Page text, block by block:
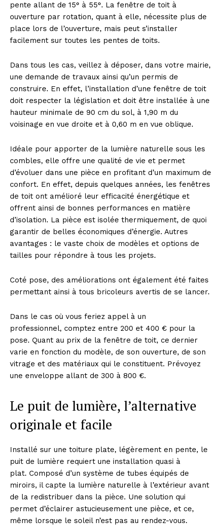
pente allant de 15° à 55°. La fenêtre de toit à
ouverture par rotation, quant à elle, nécessite plus de
place lors de l’ouverture, mais peut s’installer
facilement sur toutes les pentes de toits.
Dans tous les cas, veillez à déposer, dans votre mairie,
une demande de travaux ainsi qu’un permis de
construire. En effet, l’installation d’une fenêtre de toit
doit respecter la législation et doit être installée à une
hauteur minimale de 90 cm du sol, à 1,90 m du
voisinage en vue droite et à 0,60 m en vue oblique.
Idéale pour apporter de la lumière naturelle sous les
combles, elle offre une qualité de vie et permet
d’évoluer dans une pièce en profitant d’un maximum de
confort. En effet, depuis quelques années, les fenêtres
de toit ont amélioré leur efficacité énergétique et
offrent ainsi de bonnes performances en matière
d’isolation. La pièce est isolée thermiquement, de quoi
garantir de belles économiques d’énergie. Autres
avantages : le vaste choix de modèles et options de
tailles pour répondre à tous les projets.
Coté pose, des améliorations ont également été faites
permettant ainsi à tous bricoleurs avertis de se lancer.
Dans le cas où vous feriez appel à un
professionnel, comptez entre 200 et 400 € pour la
pose. Quant au prix de la fenêtre de toit, ce dernier
varie en fonction du modèle, de son ouverture, de son
vitrage et des matériaux qui le constituent. Prévoyez
une enveloppe allant de 300 à 800 €.
Le puit de lumière, l’alternative
originale et facile
Installé sur une toiture plate, légèrement en pente, le
puit de lumière requiert une installation quasi à
plat. Composé d’un système de tubes équipés de
miroirs, il capte la lumière naturelle à l’extérieur avant
de la redistribuer dans la pièce. Une solution qui
permet d’éclairer astucieusement une pièce, et ce,
même lorsque le soleil n’est pas au rendez-vous.